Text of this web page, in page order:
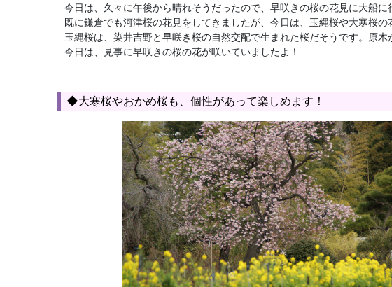
今日は、久々に午後から晴れそうだったので、早咲きの桜の花見に大船に
既に鎌倉でも河津桜の花見をしてきましたが、今日は、玉縄桜や大寒桜の
玉縄桜は、染井吉野と早咲き桜の自然交配で生まれた桜だそうです。原木
今日は、見事に早咲きの桜の花が咲いていましたよ！
◆大寒桜やおかめ桜も、個性があって楽しめます！